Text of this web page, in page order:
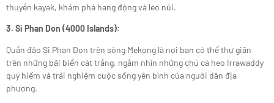
thuyền kayak, khám phá hang động và leo núi.
3. Si Phan Don (4000 Islands):
Quần đảo Si Phan Don trên sông Mekong là nơi bạn có thể thư giãn
trên những bãi biển cát trắng, ngắm nhìn những chú cá heo Irrawaddy
quý hiếm và trải nghiệm cuộc sống yên bình của người dân địa
phương.